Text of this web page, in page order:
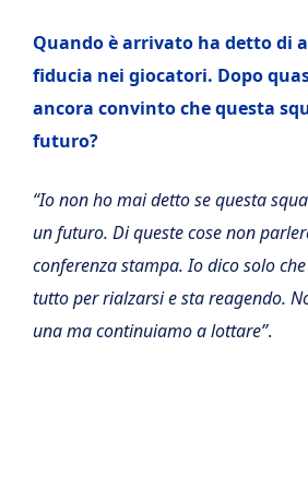
Quando è arrivato ha detto di
fiducia nei giocatori. Dopo
ancora convinto che questa
futuro?
“Io non ho mai detto se questa
un futuro. Di queste cose non
conferenza stampa. Io dico solo
tutto per rialzarsi e sta reagendo.
una ma continuiamo a lottare”.